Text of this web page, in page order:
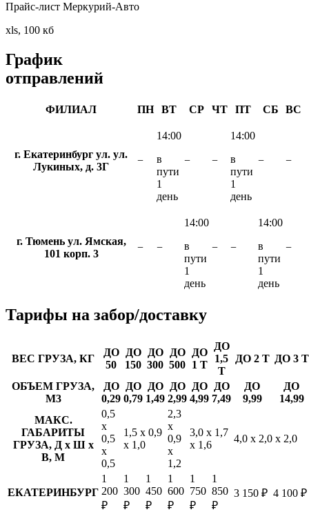
Прайс-лист Меркурий-Авто
xls, 100 кб
График
отправлений
ФИЛИАЛ ПН ВТ СР ЧТ ПТ СБ ВС
г. Екатеринбург ул. ул.
Лукиных, д. 3Г
−
14:00
в
пути
1
день
− −
14:00
в
пути
1
день
− −
г. Тюмень ул. Ямская,
101 корп. 3
− −
14:00
в
пути
1
день
− −
14:00
в
пути
1
день
−
Тарифы на забор/доставку
ВЕС ГРУЗА, КГ
ДО
50
ДО
150
ДО
300
ДО
500
ДО
1 Т
ДО
1,5
Т
ДО 2 Т ДО 3 Т
ОБЪЕМ ГРУЗА,
М3
ДО
0,29
ДО
0,79
ДО
1,49
ДО
2,99
ДО
4,99
ДО
7,49
ДО
9,99
ДО
14,99
МАКС.
ГАБАРИТЫ
ГРУЗА, Д х Ш х
В, М
0,5
х
0,5
х
0,5
1,5 х 0,9
х 1,0
2,3
х
0,9
х
1,2
3,0 х 1,7
х 1,6
4,0 х 2,0 х 2,0
ЕКАТЕРИНБУРГ
1
200
₽
1
300
₽
1
450
₽
1
600
₽
1
750
₽
1
850
₽
3 150 ₽ 4 100 ₽